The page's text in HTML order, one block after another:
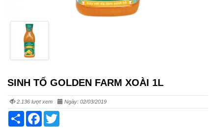
SINH TỐ GOLDEN FARM XOÀI 1L
2.136 lượt xem Ngày: 02/03/2019
Share Facebook